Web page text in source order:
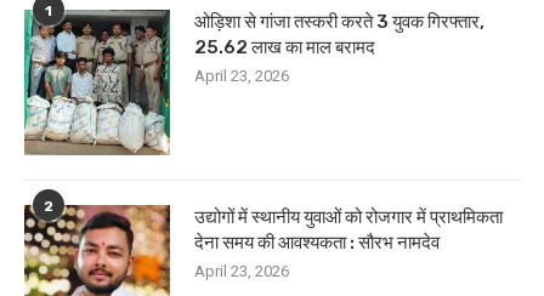
1
ओड़िशा से गांजा तस्करी करते 3 युवक गिरफ्तार,
25.62 लाख का माल बरामद
April 23, 2026
2
उद्योगों में स्थानीय युवाओं को रोजगार में प्राथमिकता
देना समय की आवश्यकता : सौरभ नामदेव
April 23, 2026